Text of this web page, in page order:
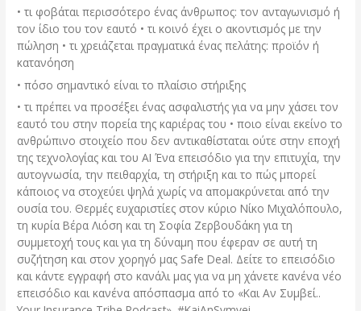
• τι φοβάται περισσότερο ένας άνθρωπος: τον ανταγωνισμό ή
τον ίδιο του τον εαυτό • τι κοινό έχει ο ακοντισμός με την
πώληση • τι χρειάζεται πραγματικά ένας πελάτης: προϊόν ή
κατανόηση
• πόσο σημαντικό είναι το πλαίσιο στήριξης
• τι πρέπει να προσέξει ένας ασφαλιστής για να μην χάσει τον
εαυτό του στην πορεία της καριέρας του • ποιο είναι εκείνο το
ανθρώπινο στοιχείο που δεν αντικαθίσταται ούτε στην εποχή
της τεχνολογίας και του AI Ένα επεισόδιο για την επιτυχία, την
αυτογνωσία, την πειθαρχία, τη στήριξη και το πώς μπορεί
κάποιος να στοχεύει ψηλά χωρίς να απομακρύνεται από την
ουσία του. Θερμές ευχαριστίες στον κύριο Νίκο Μιχαλόπουλο,
τη κυρία Βέρα Λιόση και τη Σοφία Ζερβουδάκη για τη
συμμετοχή τους και για τη δύναμη που έφεραν σε αυτή τη
συζήτηση και στον χορηγό μας Safe Deal. Δείτε το επεισόδιο
και κάντε εγγραφή στο κανάλι μας για να μη χάνετε κανένα νέο
επεισόδιο και κανένα απόσπασμα από το «Και Αν Συμβεί..